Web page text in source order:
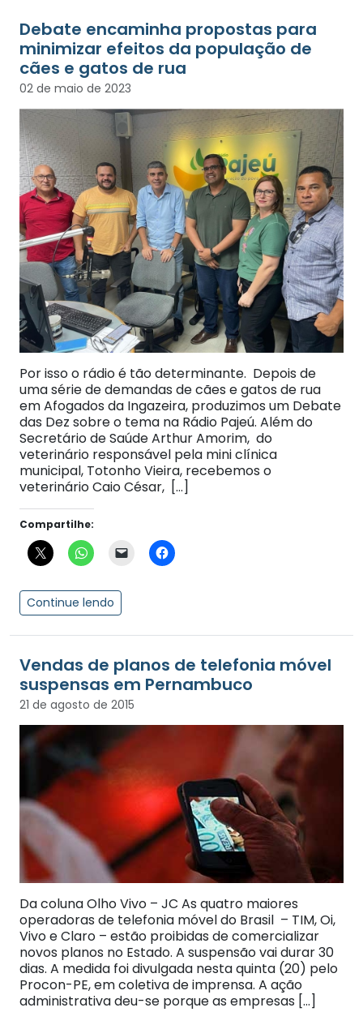
Debate encaminha propostas para
minimizar efeitos da população de
cães e gatos de rua
02 de maio de 2023
Por isso o rádio é tão determinante. Depois de
uma série de demandas de cães e gatos de rua
em Afogados da Ingazeira, produzimos um Debate
das Dez sobre o tema na Rádio Pajeú. Além do
Secretário de Saúde Arthur Amorim, do
veterinário responsável pela mini clínica
municipal, Totonho Vieira, recebemos o
veterinário Caio César, […]
Compartilhe:
Continue lendo
Vendas de planos de telefonia móvel
suspensas em Pernambuco
21 de agosto de 2015
Da coluna Olho Vivo – JC As quatro maiores
operadoras de telefonia móvel do Brasil – TIM, Oi,
Vivo e Claro – estão proibidas de comercializar
novos planos no Estado. A suspensão vai durar 30
dias. A medida foi divulgada nesta quinta (20) pelo
Procon-PE, em coletiva de imprensa. A ação
administrativa deu-se porque as empresas […]